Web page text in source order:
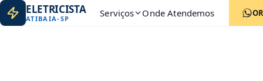
ELETRICISTA
ATIBAIA-SP Serviços Onde Atendemos